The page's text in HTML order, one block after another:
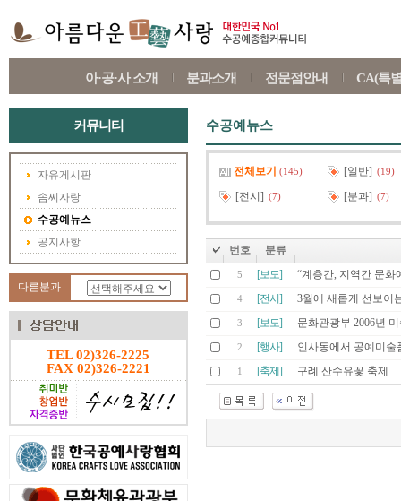
아·공·사 소개 분과소개 전문점안내 CA(특
커뮤니티
자유게시판
솜씨자랑
수공예뉴스
공지사항
다른분과
TEL 02)326-2225
FAX 02)326-2221
수공예뉴스
전체보기 (145) [일반] (19)
[전시] (7) [분과] (7)
번호 분류
5 [보도] “계층간, 지역간 문화
4 [전시] 3월에 새롭게 선보이
3 [보도] 문화관광부 2006년
2 [행사] 인사동에서 공예미술
1 [축제] 구례 산수유꽃 축제